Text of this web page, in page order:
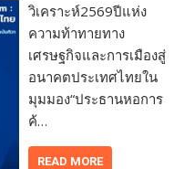
วิเคราะห์2569ปีแห่ง
ความท้าทายทาง
เศรษฐกิจและการเมืองสู่
อนาคตประเทศไทยใน
มุมมอง“ประธานหอการ
ค้…
READ MORE